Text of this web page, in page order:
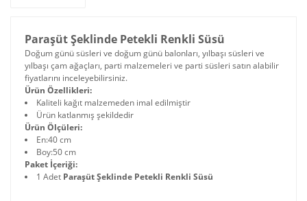
Paraşüt Şeklinde Petekli Renkli Süsü
Doğum günü süsleri ve doğum günü balonları, yılbaşı süsleri ve
yılbaşı çam ağaçları, parti malzemeleri ve parti süsleri satın alabilir
fiyatlarını inceleyebilirsiniz.
Ürün Özellikleri:
Kaliteli kağıt malzemeden imal edilmiştir
Ürün katlanmış şekildedir
Ürün Ölçüleri:
En:40 cm
Boy:50 cm
Paket İçeriği:
1 Adet Paraşüt Şeklinde Petekli Renkli Süsü